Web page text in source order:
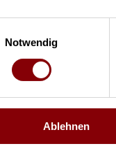
Notwendig
Ablehnen